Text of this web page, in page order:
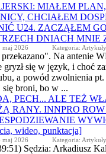
MIAŁEM
CHCIAŁEM
U24. ZACZĄŁEM
DNIACH MNIE
maj 2026 Kategoria: Artykuły
Na antenie
się w język, i choć
a powód zwolnienia
się broni, bo w ...
PECH... ALE TEŻ
RANY. INNPRO
wideo, punktacja]
maj 2026 Kategoria: Artykuły
Sędzia: Arkadiusz